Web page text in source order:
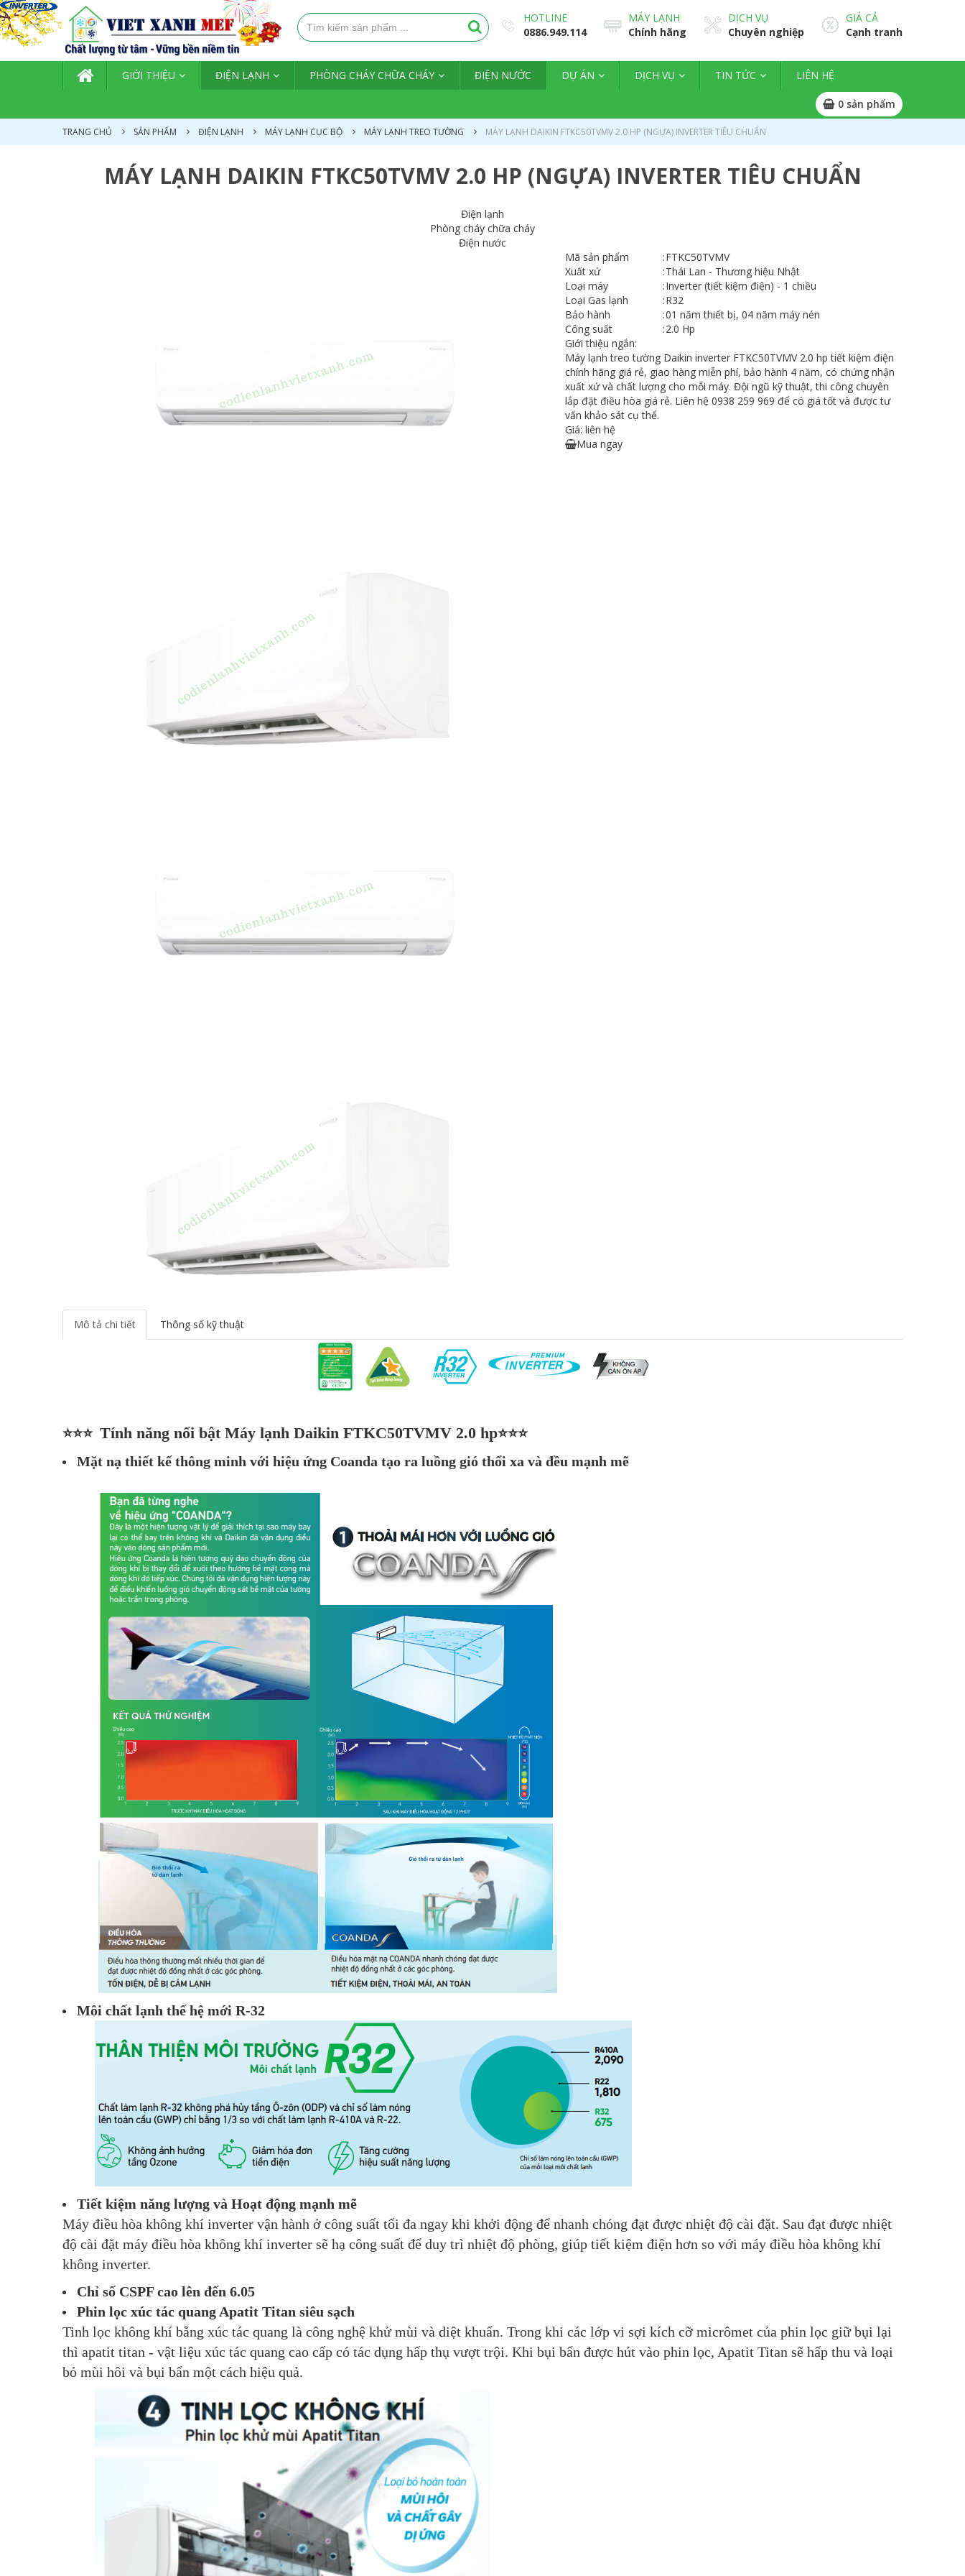
HOTLINE
0886.949.114
MÁY LẠNH
Chính hãng
DỊCH VỤ
Chuyên nghiệp
GIÁ CẢ
Cạnh tranh
TRANG CHỦ
GIỚI THIỆU ĐIỆN LẠNH PHÒNG CHÁY CHỮA CHÁY ĐIỆN NƯỚC DỰ ÁN DỊCH VỤ TIN TỨC LIÊN HỆ
0 sản phẩm
TRANG CHỦ SẢN PHẨM ĐIỆN LẠNH MÁY LẠNH CỤC BỘ MÁY LẠNH TREO TƯỜNG MÁY LẠNH DAIKIN FTKC50TVMV 2.0 HP (NGỰA) INVERTER TIÊU CHUẨN
MÁY LẠNH DAIKIN FTKC50TVMV 2.0 HP (NGỰA) INVERTER TIÊU CHUẨN
Điện lạnh
Phòng cháy chữa cháy
Điện nước
Mã sản phẩm
:FTKC50TVMV
Xuất xứ
:Thái Lan - Thương hiệu Nhật
Loại máy
:Inverter (tiết kiệm điện) - 1 chiều
Loại Gas lạnh
:R32
Bảo hành
:01 năm thiết bị, 04 năm máy nén
Công suất
:2.0 Hp
Giới thiệu ngắn:
Máy lạnh treo tường Daikin inverter FTKC50TVMV 2.0 hp tiết kiệm điện
chính hãng giá rẻ, giao hàng miễn phí, bảo hành 4 năm, có chứng nhận
xuất xứ và chất lượng cho mỗi máy. Đội ngũ kỹ thuật, thi công chuyên
lắp đặt điều hòa giá rẻ. Liên hệ 0938 259 969 để có giá tốt và được tư
vấn khảo sát cụ thể.
Giá: liên hệ
Mua ngay
Mô tả chi tiết Thông số kỹ thuật
⭐⭐⭐ Tính năng nổi bật Máy lạnh Daikin FTKC50TVMV 2.0 hp⭐⭐⭐
Mặt nạ thiết kế thông minh với hiệu ứng Coanda tạo ra luồng gió thổi xa và đều mạnh mẽ
Môi chất lạnh thế hệ mới R-32
Tiết kiệm năng lượng và Hoạt động mạnh mẽ
Máy điều hòa không khí inverter vận hành ở công suất tối đa ngay khi khởi động để nhanh chóng đạt được nhiệt độ cài đặt. Sau đạt được nhiệt
độ cài đặt máy điều hòa không khí inverter sẽ hạ công suất để duy trì nhiệt độ phòng, giúp tiết kiệm điện hơn so với máy điều hòa không khí
không inverter.
Chỉ số CSPF cao lên đến 6.05
Phin lọc xúc tác quang Apatit Titan siêu sạch
Tinh lọc không khí bằng xúc tác quang là công nghệ khử mùi và diệt khuẩn. Trong khi các lớp vi sợi kích cỡ micrômet của phin lọc giữ bụi lại
thì apatit titan - vật liệu xúc tác quang cao cấp có tác dụng hấp thụ vượt trội. Khi bụi bẩn được hút vào phin lọc, Apatit Titan sẽ hấp thu và loại
bỏ mùi hôi và bụi bẩn một cách hiệu quả.